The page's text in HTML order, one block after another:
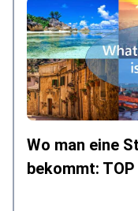
Wo man eine
bekommt: